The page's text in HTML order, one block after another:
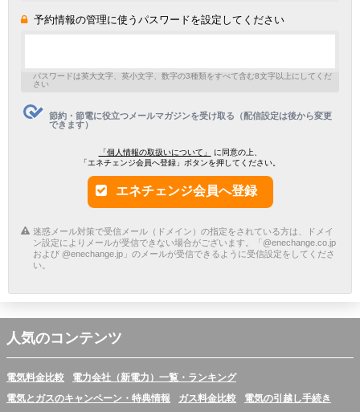
予約情報の管理に使うパスワードを設定してください
パスワードは英大文字、英小文字、数字の3種類をすべて含む8文字以上にしてくだ
さい
節約・節電に役立つメールマガジンを受け取る（配信設定は後から変更
できます）
「個人情報の取扱いについて」
に同意の上、
「エネチェンジ会員へ登録」ボタンを押してください。
エネチェンジ会員へ登録
迷惑メール対策で受信メール（ドメイン）の指定をされている方は、ドメイ
ン設定によりメールが受信できない場合がございます。「@enechange.co.jp
および @enechange.jp」のメールが受信できるように受信設定をしてくださ
い。
人気のコンテンツ
電気料金比較
電力会社（新電力）一覧・ランキング
電気とガスのキャンペーン・特典情報
ガス料金比較
電気の引越し手続き